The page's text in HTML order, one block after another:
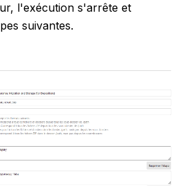
l'exécution s'arrête et
suivantes.